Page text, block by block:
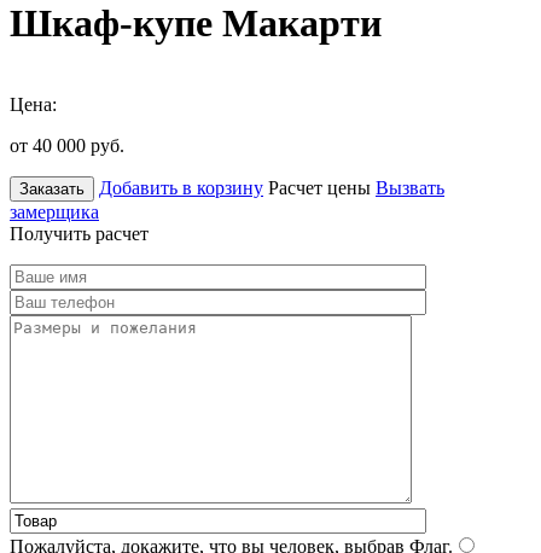
Шкаф-купе Макарти
Цена:
от 40 000 руб.
Заказать Добавить в корзину Расчет цены Вызвать
замерщика
Получить расчет
Пожалуйста, докажите, что вы человек, выбрав Флаг.